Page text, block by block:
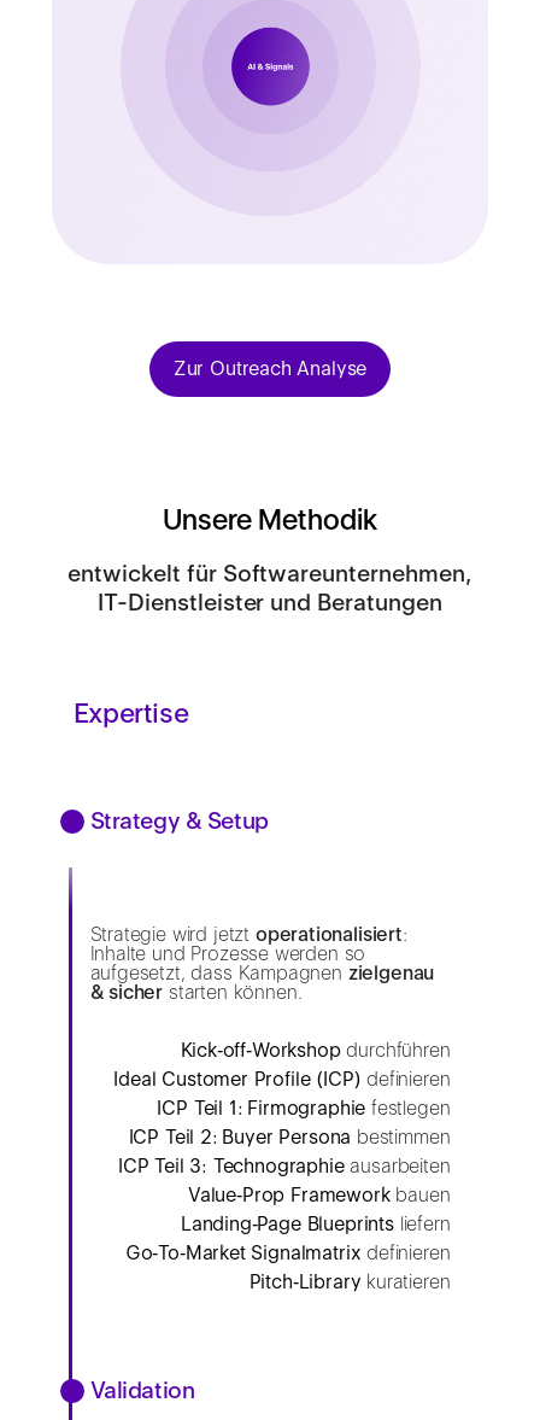
Zur Outreach Analyse
Unsere Methodik
entwickelt für Softwareunternehmen,
IT-Dienstleister und Beratungen
Expertise
Strategy & Setup
Strategie wird jetzt operationalisiert:
Inhalte und Prozesse werden so
aufgesetzt, dass Kampagnen zielgenau
& sicher starten können.
Kick‑off‑Workshopdurchführen
Ideal Customer Profile (ICP) definieren
ICP Teil 1: Firmographie festlegen
ICP Teil 2: Buyer Persona bestimmen
ICP Teil 3: Technographieausarbeiten
Value‑Prop Frameworkbauen
Landing‑Page Blueprintsliefern
Go‑To‑Market Signalmatrix definieren
Pitch‑Library kuratieren
Validation